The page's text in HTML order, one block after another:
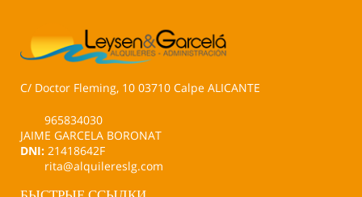
C/ Doctor Fleming, 10 03710 Calpe ALICANTE
965834030
JAIME GARCELA BORONAT
DNI: 21418642F
rita@alquilereslg.com